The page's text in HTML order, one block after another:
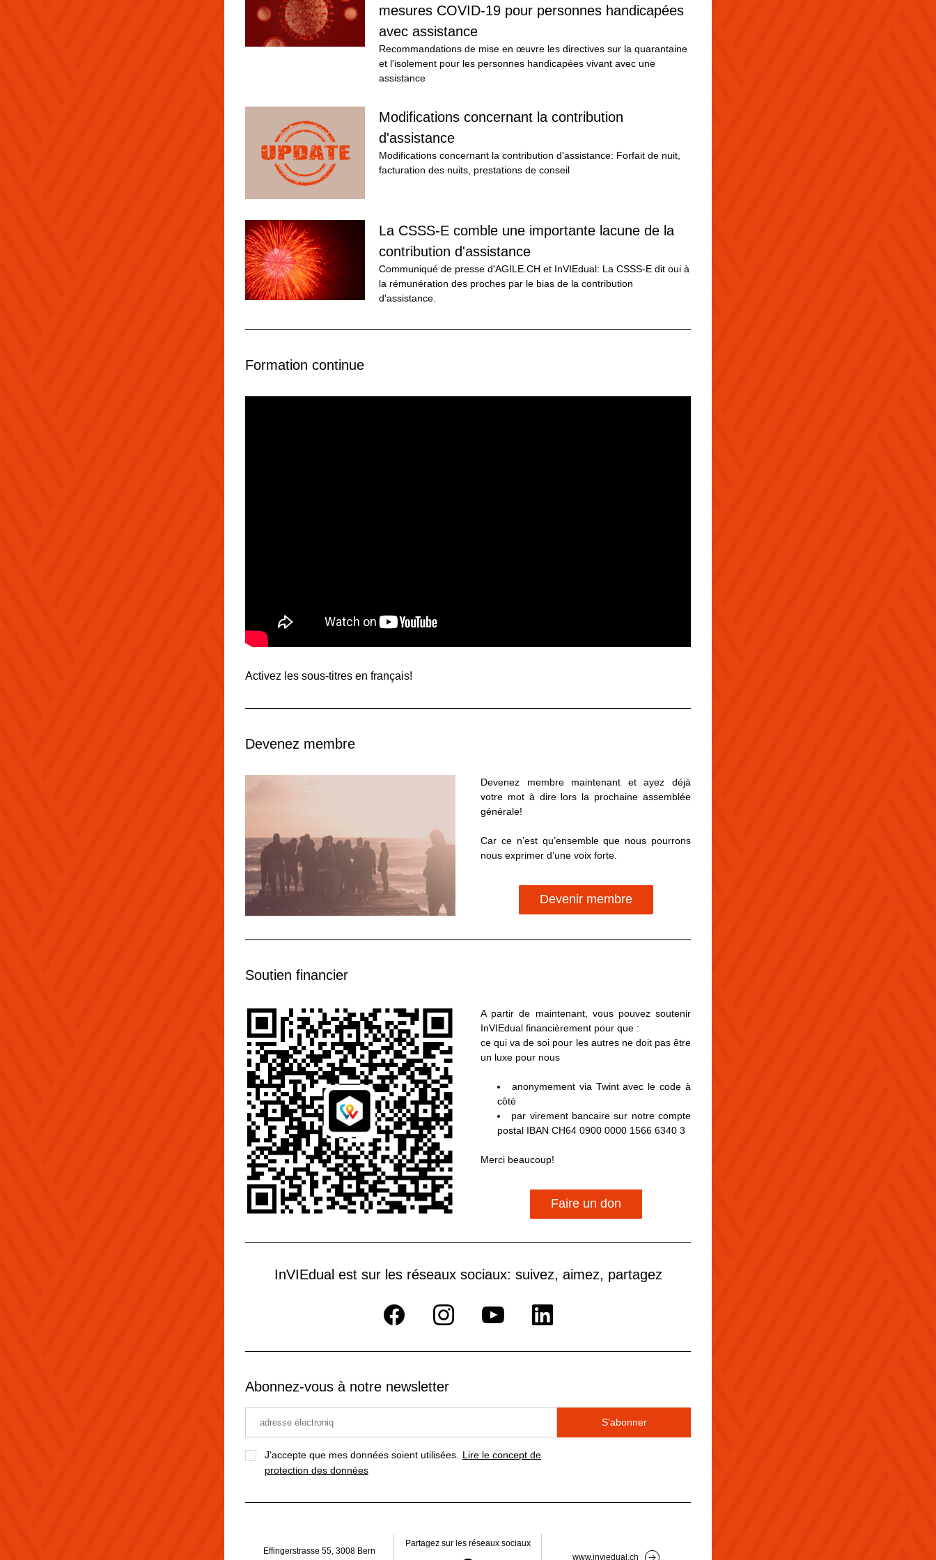
mesures COVID-19 pour personnes handicapées
avec assistance
Recommandations de mise en œuvre les directives sur la quarantaine
et l'isolement pour les personnes handicapées vivant avec une
assistance
Modifications concernant la contribution
d'assistance
Modifications concernant la contribution d'assistance: Forfait de nuit,
facturation des nuits, prestations de conseil
La CSSS-E comble une importante lacune de la
contribution d'assistance
Communiqué de presse d'AGILE.CH et InVIEdual: La CSSS-E dit oui à
la rémunération des proches par le bias de la contribution
d'assistance.
Formation continue
Activez les sous-titres en français!
Devenez membre
Devenez membre maintenant et ayez déjà
votre mot à dire lors la prochaine assemblée
générale!
Car ce n’est qu’ensemble que nous pourrons
nous exprimer d’une voix forte.
Devenir membre
Soutien financier
A partir de maintenant, vous pouvez soutenir
InVIEdual financièrement pour que :
ce qui va de soi pour les autres ne doit pas être
un luxe pour nous
anonymement via Twint avec le code à
côté
par virement bancaire sur notre compte
postal IBAN CH64 0900 0000 1566 6340 3
Merci beaucoup!
Faire un don
InVIEdual est sur les réseaux sociaux: suivez, aimez, partagez
Abonnez-vous à notre newsletter
J'accepte que mes données soient utilisées.
Lire le concept de
protection des données
S'abonner
Effingerstrasse 55, 3008 Bern
Partagez sur les réseaux sociaux
www.inviedual.ch